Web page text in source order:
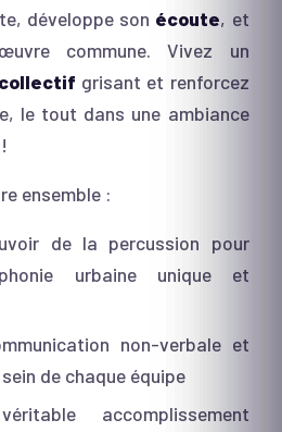
développe son écoute, et
commune. Vivez un
grisant et renforcez
le tout dans une ambiance
ensemble :
de la percussion pour
urbaine unique et
non-verbale et
de chaque équipe
accomplissement